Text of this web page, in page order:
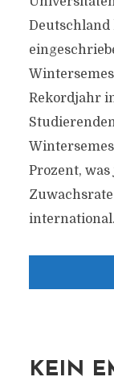
Rekordjahr
Prozent,
KEIN